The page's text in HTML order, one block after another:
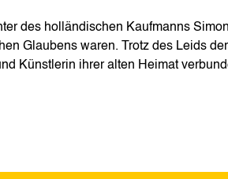
des holländischen Kaufmanns Simon
Glaubens waren. Trotz des Leids der
Künstlerin ihrer alten Heimat